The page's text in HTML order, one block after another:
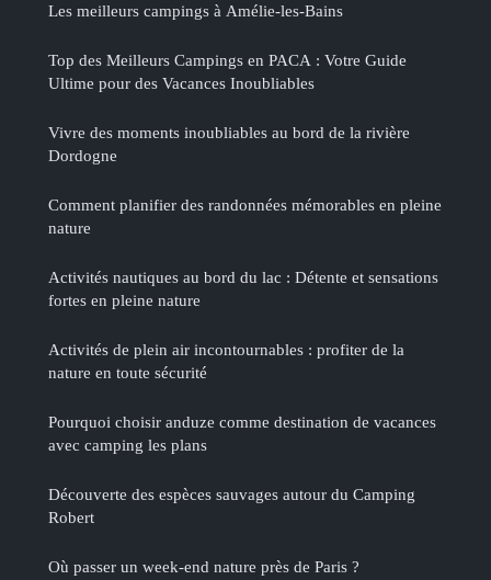
Les meilleurs campings à Amélie-les-Bains
Top des Meilleurs Campings en PACA : Votre Guide
Ultime pour des Vacances Inoubliables
Vivre des moments inoubliables au bord de la rivière
Dordogne
Comment planifier des randonnées mémorables en pleine
nature
Activités nautiques au bord du lac : Détente et sensations
fortes en pleine nature
Activités de plein air incontournables : profiter de la
nature en toute sécurité
Pourquoi choisir anduze comme destination de vacances
avec camping les plans
Découverte des espèces sauvages autour du Camping
Robert
Où passer un week-end nature près de Paris ?